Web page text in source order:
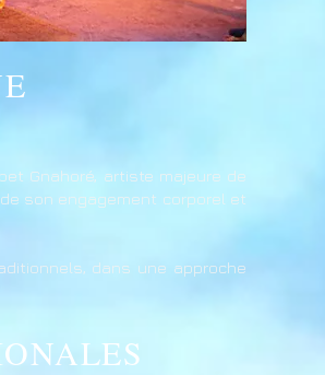
Gnahoré, artiste majeure de
son engagement corporel et
dans une approche